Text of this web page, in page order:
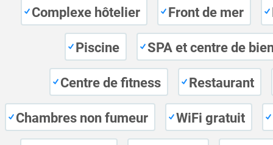
Complexe hôtelier Front de mer
Piscine SPA et centre de
Centre de fitness Restaurant
Chambres non fumeur WiFi gratuit